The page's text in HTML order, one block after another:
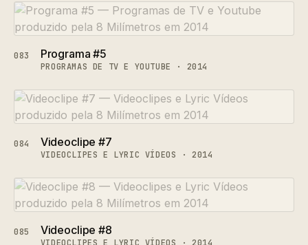
083 Programa #5
PROGRAMAS DE TV E YOUTUBE · 2014
084 Videoclipe #7
VIDEOCLIPES E LYRIC VÍDEOS · 2014
085 Videoclipe #8